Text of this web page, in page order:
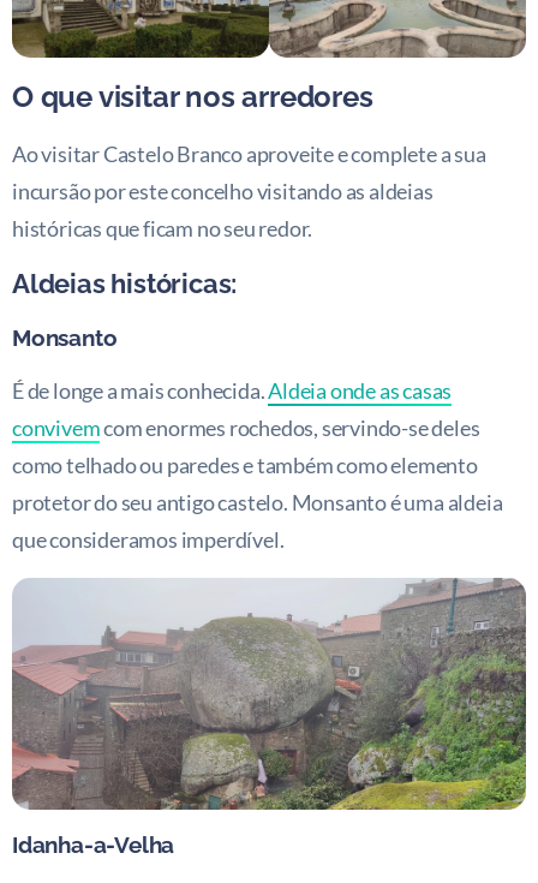
O que visitar nos arredores
Ao visitar Castelo Branco aproveite e complete a sua
incursão por este concelho visitando as aldeias
históricas que ficam no seu redor.
Aldeias históricas:
Monsanto
É de longe a mais conhecida.Aldeia onde as casas
convivemcom enormes rochedos, servindo-se deles
como telhado ou paredes e também como elemento
protetor do seu antigo castelo. Monsanto é uma aldeia
que consideramos imperdível.
Idanha-a-Velha